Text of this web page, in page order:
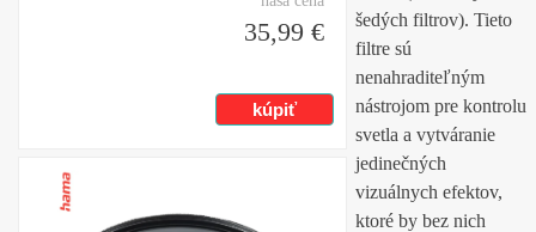
35,99 €
šedých filtrov). Tieto
filtre sú
nenahraditeľným
nástrojom pre kontrolu
svetla a vytváranie
jedinečných
vizuálnych efektov,
ktoré by bez nich